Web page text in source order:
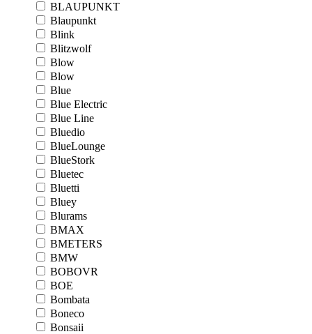
BLAUPUNKT
Blaupunkt
Blink
Blitzwolf
Blow
Blow
Blue
Blue Electric
Blue Line
Bluedio
BlueLounge
BlueStork
Bluetec
Bluetti
Bluey
Blurams
BMAX
BMETERS
BMW
BOBOVR
BOE
Bombata
Boneco
Bonsaii